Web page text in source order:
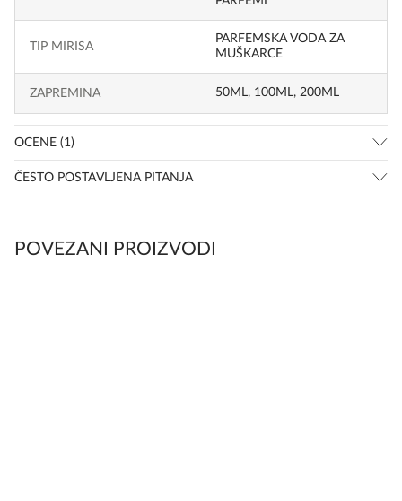
TIP MIRISA
PARFEMSKA VODA ZA
MUŠKARCE
ZAPREMINA 50ML, 100ML, 200ML
OCENE (1)
ČESTO POSTAVLJENA PITANJA
POVEZANI PROIZVODI